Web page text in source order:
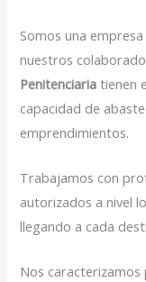
Somos una
nuestros
Penitenciariatienen
capacidad de
emprendimientos.
Trabajamos con
autorizados a nivel
llegando a cada
Nos